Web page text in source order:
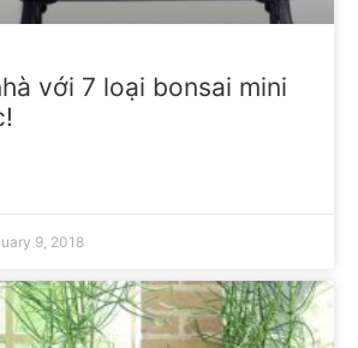
với 7 loại bonsai mini
9, 2018